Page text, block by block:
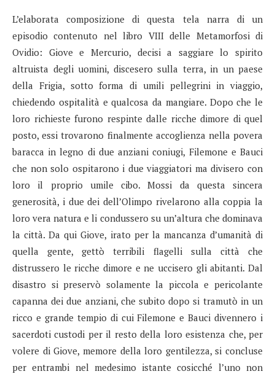
L’elaborata composizione di questa tela narra di un
episodio contenuto nel libro VIII delle Metamorfosi di
Ovidio: Giove e Mercurio, decisi a saggiare lo spirito
altruista degli uomini, discesero sulla terra, in un paese
della Frigia, sotto forma di umili pellegrini in viaggio,
chiedendo ospitalità e qualcosa da mangiare. Dopo che le
loro richieste furono respinte dalle ricche dimore di quel
posto, essi trovarono finalmente accoglienza nella povera
baracca in legno di due anziani coniugi, Filemone e Bauci
che non solo ospitarono i due viaggiatori ma divisero con
loro il proprio umile cibo. Mossi da questa sincera
generosità, i due dei dell’Olimpo rivelarono alla coppia la
loro vera natura e li condussero su un’altura che dominava
la città. Da qui Giove, irato per la mancanza d’umanità di
quella gente, gettò terribili flagelli sulla città che
distrussero le ricche dimore e ne uccisero gli abitanti. Dal
disastro si preservò solamente la piccola e pericolante
capanna dei due anziani, che subito dopo si tramutò in un
ricco e grande tempio di cui Filemone e Bauci divennero i
sacerdoti custodi per il resto della loro esistenza che, per
volere di Giove, memore della loro gentilezza, si concluse
per entrambi nel medesimo istante cosicché l’uno non